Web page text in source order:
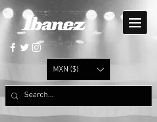
MXN ($)